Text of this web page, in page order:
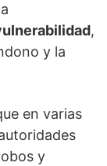
,
y la
en varias
y